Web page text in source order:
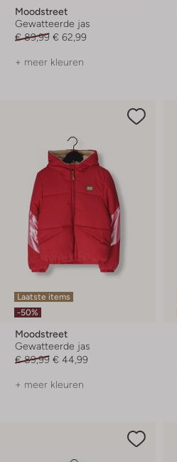
Moodstreet
Gewatteerde jas
€ 89,99 € 62,99
+ meer kleuren
Laatste items
-50%
Moodstreet
Gewatteerde jas
€ 89,99 € 44,99
+ meer kleuren